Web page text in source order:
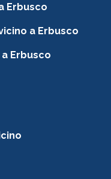
Erbusco
a Erbusco
Erbusco